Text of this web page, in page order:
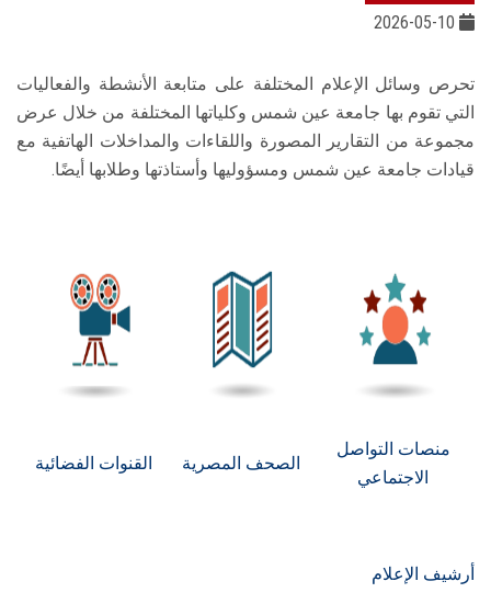
الأنظمة الذكية
الإعلام
هيئة التدريس
تحرص وسائل الإعلام المختلفة على متابعة الأنشطة والفعاليات
التي تقوم بها جامعة عين شمس وكلياتها المختلفة من خلال عرض
مجموعة من التقارير المصورة واللقاءات والمداخلات الهاتفية مع
قيادات جامعة عين شمس ومسؤوليها وأستاذتها وطلابها أيضًا.‎‎
القنوات الفضائية الصحف المصرية
منصات التواصل
الاجتماعي
أرشيف الإعلام